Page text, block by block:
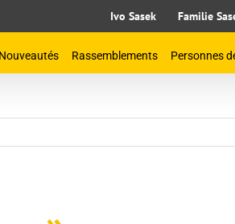
Ivo Sasek Familie
Nouveautés Rassemblements Personnes